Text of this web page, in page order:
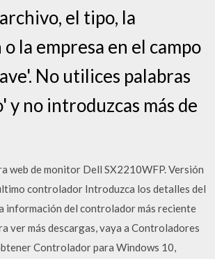
el tipo, la
la empresa en el campo
No utilices palabras
y no introduzcas más de
web de monitor Dell SX2210WFP. Versión
controlador Introduzca los detalles del
información del controlador más reciente
ver más descargas, vaya a Controladores
Controlador para Windows 10,